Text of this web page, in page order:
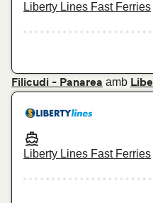
Liberty Lines Fast Ferries
Filicudi - Panarea amb
Liberty Lines Fast Ferries